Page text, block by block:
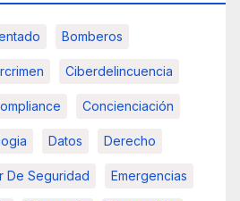
Bomberos
Ciberdelincuencia
Concienciación
Datos Derecho
De Seguridad Emergencias